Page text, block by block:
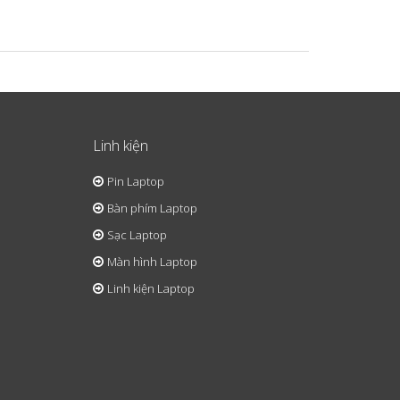
Linh kiện
Pin Laptop
Bàn phím Laptop
Sạc Laptop
Màn hình Laptop
Linh kiện Laptop